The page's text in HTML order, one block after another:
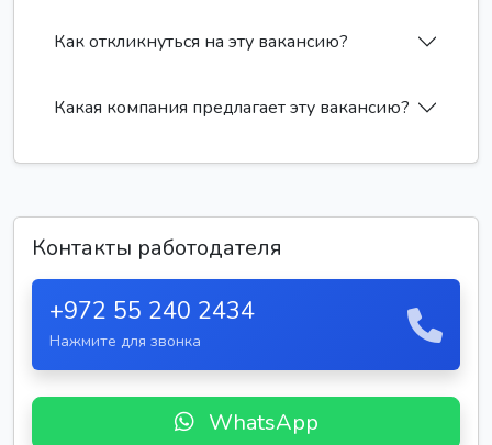
Как откликнуться на эту вакансию?
Какая компания предлагает эту вакансию?
Контакты работодателя
+972 55 240 2434
Нажмите для звонка
WhatsApp